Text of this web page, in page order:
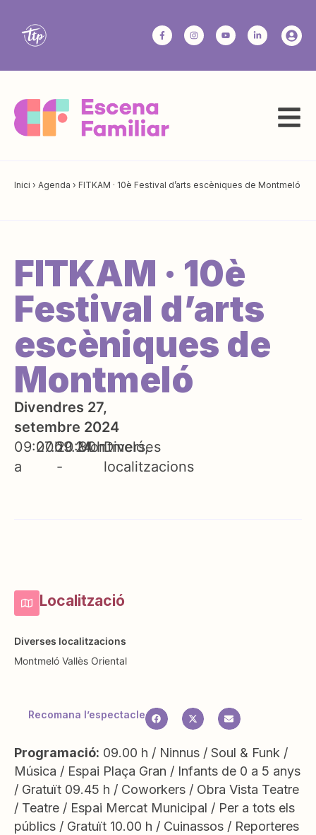
Inici › Agenda › FITKAM · 10è Festival d’arts escèniques de Montmeló
FITKAM · 10è
Festival d’arts
escèniques de
Montmeló
Divendres 27,
setembre 2024
09:00h
a
27.09.24
20:30h
-
Montmeló
Diverses
localitzacions
Localització
Diverses localitzacions
Montmeló Vallès Oriental
Recomana l’espectacle
Programació: 09.00 h / Ninnus / Soul & Funk /
Música / Espai Plaça Gran / Infants de 0 a 5 anys
/ Gratuït 09.45 h / Coworkers / Obra Vista Teatre
/ Teatre / Espai Mercat Municipal / Per a tots els
públics / Gratuït 10.00 h / Cuinassos / Reporteres